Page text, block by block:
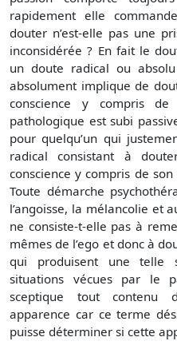
rapidement elle
douter n’est-elle pas une
inconsidérée ? En fait le
un doute radical ou
absolument implique de
conscience y compris
pathologique est subi
pour quelqu’un qui
radical consistant à
conscience y compris de
Toute démarche
l’angoisse, la mélancolie et
ne consiste-t-elle pas à
mêmes de l’ego et donc à
qui produisent une telle
situations vécues par le
sceptique tout contenu
apparence car ce terme
puisse déterminer si cette